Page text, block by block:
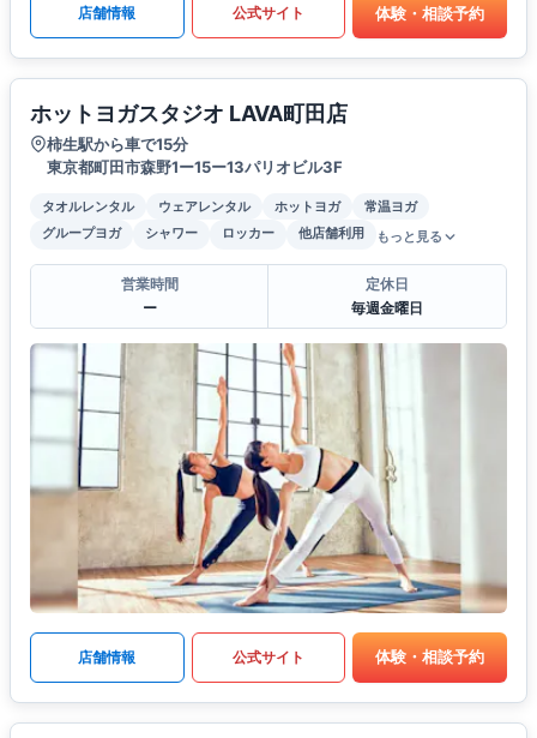
店舗情報 公式サイト 体験・相談予約
ホットヨガスタジオ LAVA町田店
柿生駅から車で15分
東京都町田市森野1ー15ー13パリオビル3F
タオルレンタル ウェアレンタル ホットヨガ
常温ヨガ
グループヨガ
シャワー ロッカー 他店舗利用 もっと見る
営業時間
ー
定休日
毎週金曜日
店舗情報 公式サイト 体験・相談予約